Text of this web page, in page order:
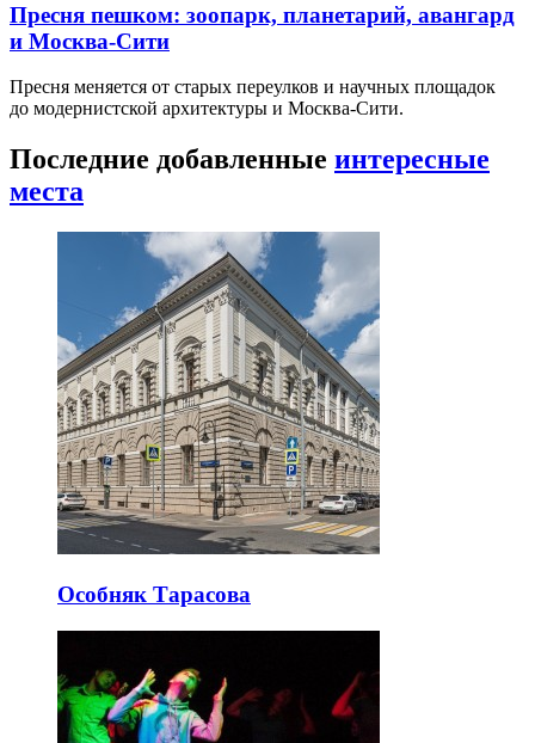
Пресня пешком: зоопарк, планетарий, авангард
и Москва-Сити
Пресня меняется от старых переулков и научных площадок
до модернистской архитектуры и Москва-Сити.
Последние добавленные интересные
места
Особняк Тарасова